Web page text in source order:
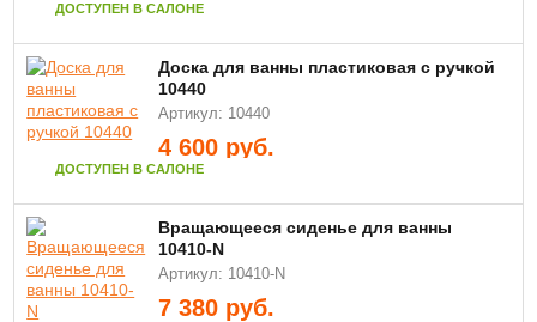
ДОСТУПЕН В САЛОНЕ
Доска для ванны пластиковая с ручкой
10440
Артикул: 10440
4 600 руб.
ДОСТУПЕН В САЛОНЕ
Вращающееся сиденье для ванны
10410-N
Артикул: 10410-N
7 380 руб.